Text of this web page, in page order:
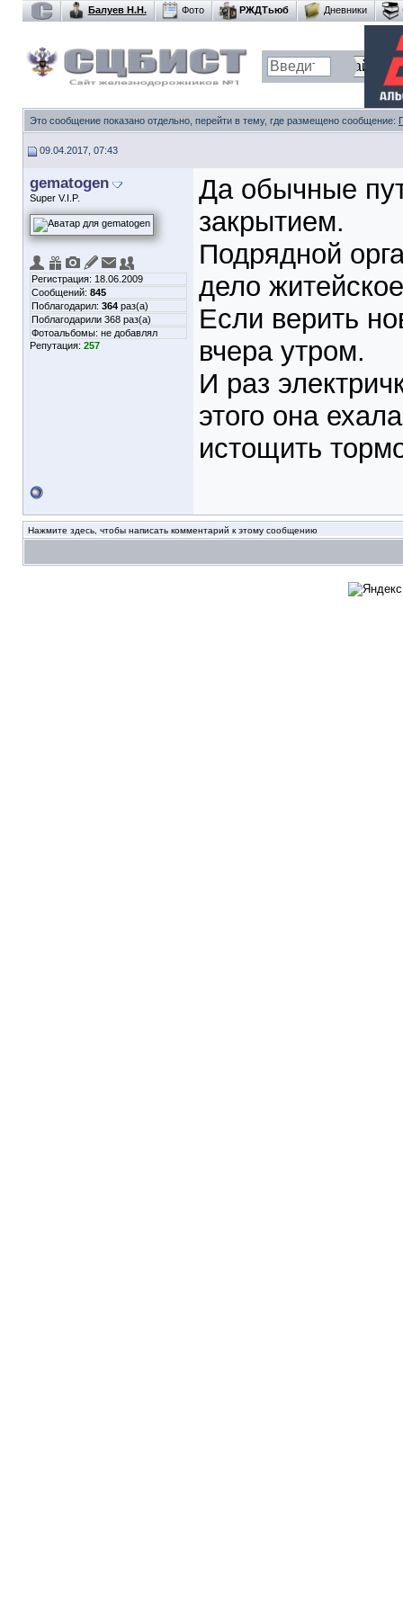
Балуев Н.Н. Фото РЖДТьюб Дневники
Это сообщение показано отдельно, перейти в тему, где размещено сообщение:
09.04.2017, 07:43
gematogen
Super V.I.P.
Регистрация: 18.06.2009
Сообщений: 845
Поблагодарил: 364 раз(а)
Поблагодарили 368 раз(а)
Фотоальбомы: не добавлял
Репутация: 257
Да обычные
закрытием.
Подрядной
дело
Если верить
вчера утром.
И раз
этого она
истощить
Нажмите здесь, чтобы написать комментарий к этому сообщению